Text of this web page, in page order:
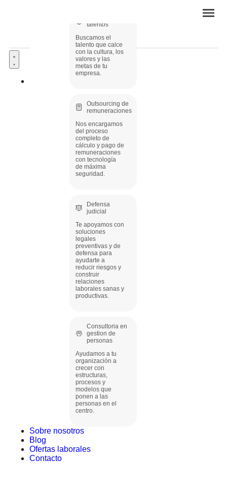
talentos
Buscamos el
talento que calce
con la cultura, los
valores y las
metas de tu
empresa.
Outsourcing de
remuneraciones
Nos encargamos
del proceso
completo de
cálculo y pago de
remuneraciones
con tecnología
de máxima
seguridad.
Defensa
judicial
Te apoyamos con
soluciones
legales
preventivas y de
defensa para
ayudarte a
reducir riesgos y
construir
relaciones
laborales sanas y
productivas.
Consultoria en
gestion de
personas
Ayudamos a tu
organización a
crecer con
estructuras,
procesos y
modelos que
ponen a las
personas en el
centro.
Sobre nosotros
Blog
Ofertas laborales
Contacto